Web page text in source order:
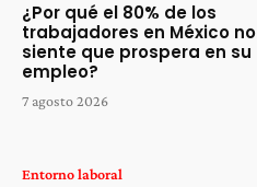
¿Por qué el 80% de los
trabajadores en México no
siente que prospera en su
empleo?
7 agosto 2026
Entorno laboral